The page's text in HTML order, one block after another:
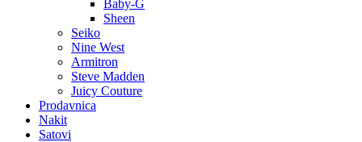
Baby-G
Sheen
Seiko
Nine West
Armitron
Steve Madden
Juicy Couture
Prodavnica
Nakit
Satovi